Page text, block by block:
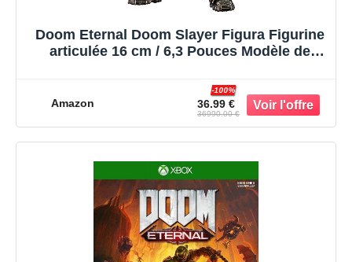
Doom Eternal Doom Slayer Figura Figurine
articulée 16 cm / 6,3 Pouces Modèle de
Collectionner Décoration d'intérieur Cadeau
de Fan d'anime
Amazon 36.99 €
-100%
36990.00 €